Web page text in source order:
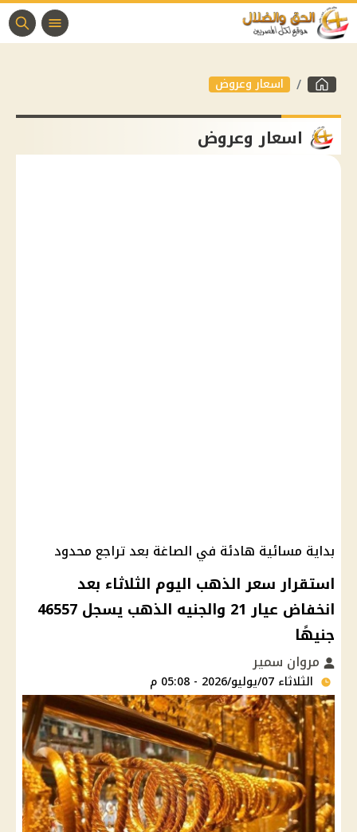
اسعار وعروض
اسعار وعروض
بداية مسائية هادئة في الصاغة بعد تراجع محدود
استقرار سعر الذهب اليوم الثلاثاء بعد
انخفاض عيار 21 والجنيه الذهب يسجل 46557
جنيهًا
مروان سمير
الثلاثاء 07/يوليو/2026 - 05:08 م